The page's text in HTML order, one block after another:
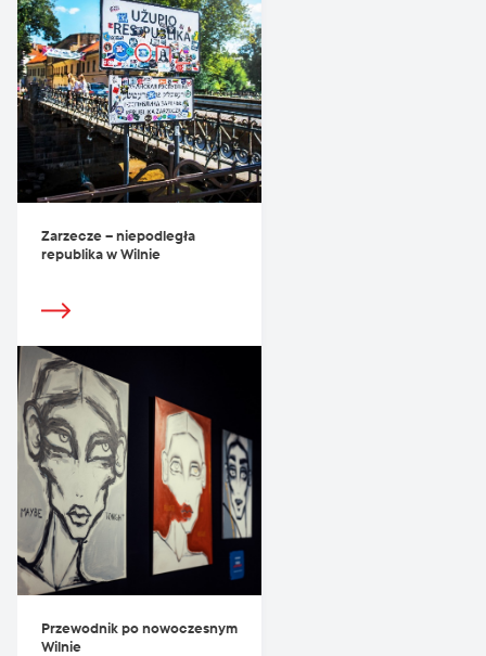
Zarzecze – niepodległa
republika w Wilnie
Przewodnik po nowoczesnym
Wilnie